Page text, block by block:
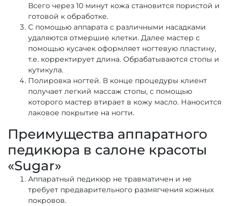
Всего через 10 минут кожа становится пористой и
готовой к обработке.
С помощью аппарата с различными насадками
удаляются отмершие клетки. Далее мастер с
помощью кусачек оформляет ногтевую пластину,
т.е. корректирует длина. Обрабатываются стопы и
кутикула.
Полировка ногтей. В конце процедуры клиент
получает легкий массаж стопы, с помощью
которого мастер втирает в кожу масло. Наносится
лаковое покрытие на ногти.
Преимущества аппаратного
педикюра в салоне красоты
«Sugar»
Аппаратный педикюр не травматичен и не
требует предварительного размягчения кожных
покровов.